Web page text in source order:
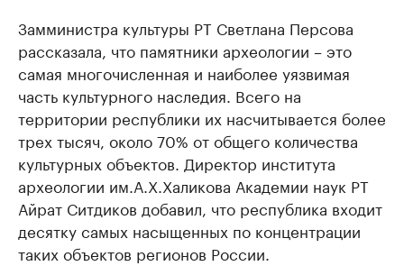
Замминистра культуры РТ Светлана Персова
рассказала, что памятники археологии – это
самая многочисленная и наиболее уязвимая
часть культурного наследия. Всего на
территории республики их насчитывается более
трех тысяч, около 70% от общего количества
культурных объектов. Директор института
археологии им.А.Х.Халикова Академии наук РТ
Айрат Ситдиков добавил, что республика входит
десятку самых насыщенных по концентрации
таких объектов регионов России.